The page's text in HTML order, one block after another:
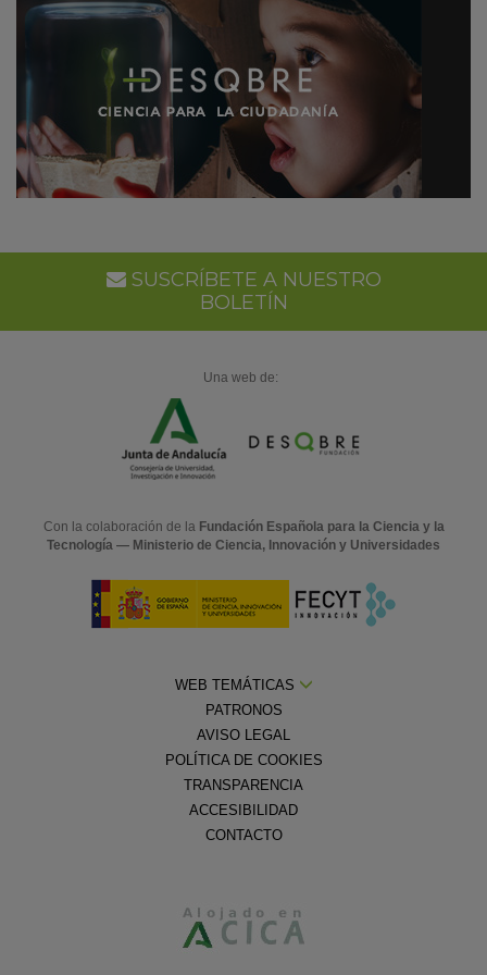
SUSCRÍBETE A NUESTRO
BOLETÍN
Una web de:
Con la colaboración de la Fundación Española para la Ciencia y la
Tecnología — Ministerio de Ciencia, Innovación y Universidades
WEB TEMÁTICAS
PATRONOS
AVISO LEGAL
POLÍTICA DE COOKIES
TRANSPARENCIA
ACCESIBILIDAD
CONTACTO